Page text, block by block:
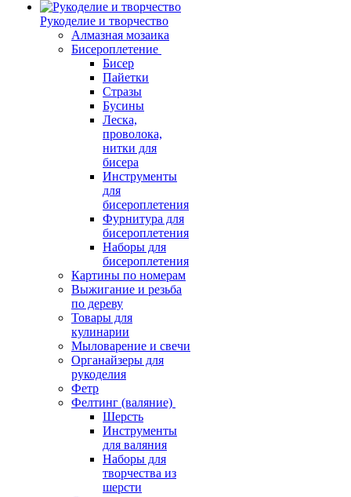
Рукоделие и творчество
Алмазная мозаика
Бисероплетение
Бисер
Пайетки
Стразы
Бусины
Леска,
проволока,
нитки для
бисера
Инструменты
для
бисероплетения
Фурнитура для
бисероплетения
Наборы для
бисероплетения
Картины по номерам
Выжигание и резьба
по дереву
Товары для
кулинарии
Мыловарение и свечи
Органайзеры для
рукоделия
Фетр
Фелтинг (валяние)
Шерсть
Инструменты
для валяния
Наборы для
творчества из
шерсти